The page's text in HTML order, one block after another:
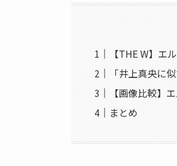
【THE W】エ
「井上真央に
【画像比較】
まとめ